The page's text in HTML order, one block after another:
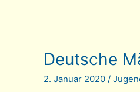
Platz
für
Deutsche
2. Januar 2020 /